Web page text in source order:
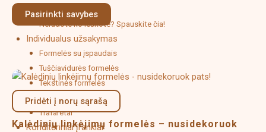
Fonai
Neradote ko ieškote? Spauskite čia!
Individualus užsakymas
Formelės su įspaudais
Tuščiavidurės formelės
Tekstinės formelės
Logotipai
Trafaretai
Konditeriniai įrankiai
Pasirinkti savybes
options
may
be
chosen
on
the
product
page
Pridėti į norų sąrašą
Kalėdinių linkėjimų formelės – nusidekoruok
Price
range:
8,00 €
through
22,00 €
This
product
multiple